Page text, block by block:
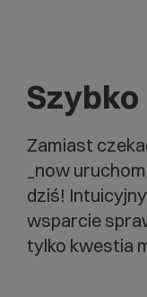
Szybko
Zamiast
_now
dziś!
wsparcie
tylko kwestia